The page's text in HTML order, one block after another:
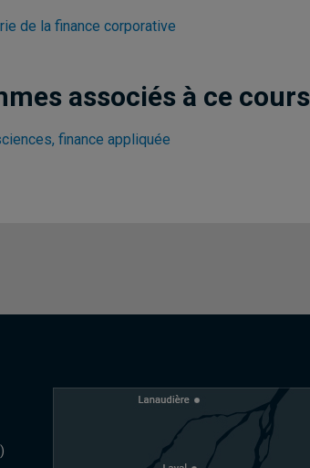
de la finance corporative
associés à ce cours
finance appliquée